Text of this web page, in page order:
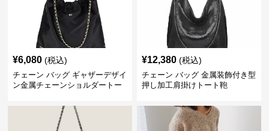
¥6,080 (税込)
チェーン バッグ ギャザーデザイ
ン金属チェーンショルダートー
¥12,380 (税込)
チェーン バッグ 金属装飾付き型
押し加工肩掛けトート鞄